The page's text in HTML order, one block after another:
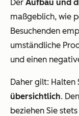
Der Aufbau und
maßgeblich, wie
Besuchenden
umständliche
und einen
Daher gilt: Halten
übersichtlich.
beziehen Sie